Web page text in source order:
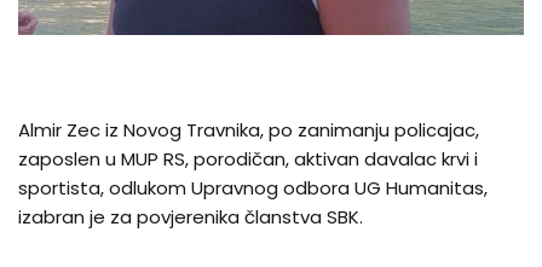
Almir Zec iz Novog Travnika, po zanimanju policajac,
zaposlen u MUP RS, porodičan, aktivan davalac krvi i
sportista, odlukom Upravnog odbora UG Humanitas,
izabran je za povjerenika članstva SBK.